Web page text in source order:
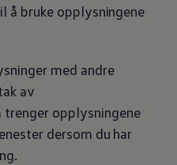
å bruke opplysningene
med andre
av
trenger opplysningene
dersom du har